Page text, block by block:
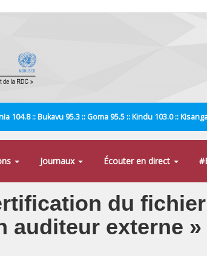
104.8 :: Bukavu 95.3 :: Goma 95.5 :: Kindu 103.0 ::
Journaux Écouter en direct
du
auditeur externe »